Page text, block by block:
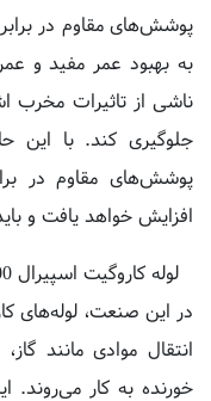
به بهبود عمر مفید و
جلوگیری کند. با این
افزایش خواهد یافت و
در این صنعت، لوله‌های
انتقال موادی مانند
خورنده به کار می‌روند.
دمای بالا، و همچنین